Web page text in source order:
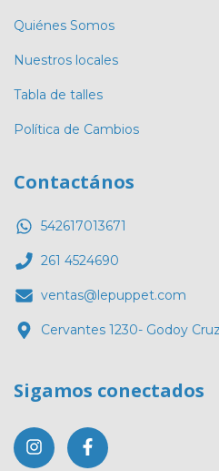
Quiénes Somos
Nuestros locales
Tabla de talles
Política de Cambios
Contactános
542617013671
261 4524690
ventas@lepuppet.com
Cervantes 1230- Godoy
Sigamos conectados